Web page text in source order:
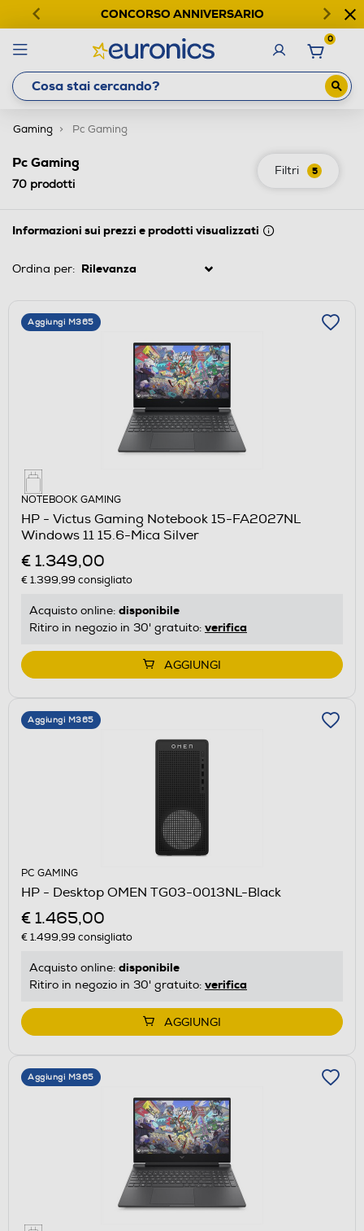
CONCORSO ANNIVERSARIO
0
Gaming Pc Gaming
Filtri 5
Pc Gaming
70 prodotti
Informazioni sui prezzi e prodotti visualizzati
Ordina per:
Aggiungi M365
NOTEBOOK GAMING
HP - Victus Gaming Notebook 15-FA2027NL
Windows 11 15.6-Mica Silver
€ 1.349,00
€ 1.399,99 consigliato
Acquisto online: disponibile
Ritiro in negozio in 30' gratuito: verifica
AGGIUNGI
Aggiungi M365
PC GAMING
HP - Desktop OMEN TG03-0013NL-Black
€ 1.465,00
€ 1.499,99 consigliato
Acquisto online: disponibile
Ritiro in negozio in 30' gratuito: verifica
AGGIUNGI
Aggiungi M365